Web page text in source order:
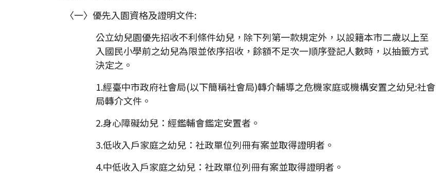
〈一〉優先入園資格及證明文件:
公立幼兒園優先招收不利條件幼兒，除下列第一款規定外，以設籍本市二歲以上至
入國民小學前之幼兒為限並依序招收，餘額不足次一順序登記人數時，以抽籤方式
決定之。
1.經臺中市政府社會局(以下簡稱社會局)轉介輔導之危機家庭或機構安置之幼兒:社會
局轉介文件。
2.身心障礙幼兒：經鑑輔會鑑定安置者。
3.低收入戶家庭之幼兒：社政單位列冊有案並取得證明者。
4.中低收入戶家庭之幼兒：社政單位列冊有案並取得證明者。